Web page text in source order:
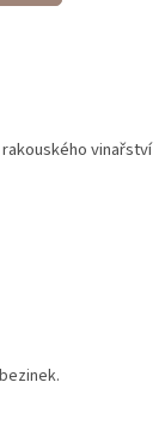
vinařství